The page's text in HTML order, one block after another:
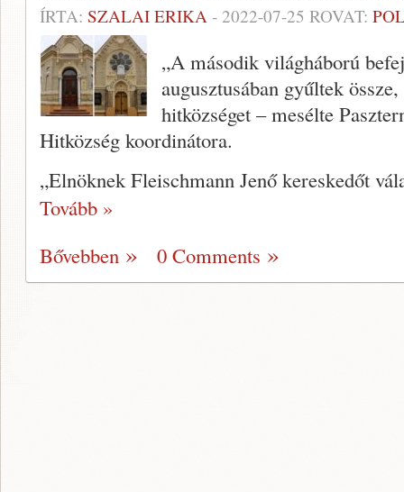
ÍRTA: SZALAI ERIKA - 2022-07-25 ROVAT:
„A második világháború
augusztusában gyűltek
hitközséget – mesélte
Hitközség koordinátora.
„Elnöknek Fleischmann Jenő kereskedőt
Tovább »
Bővebben
0 Comments